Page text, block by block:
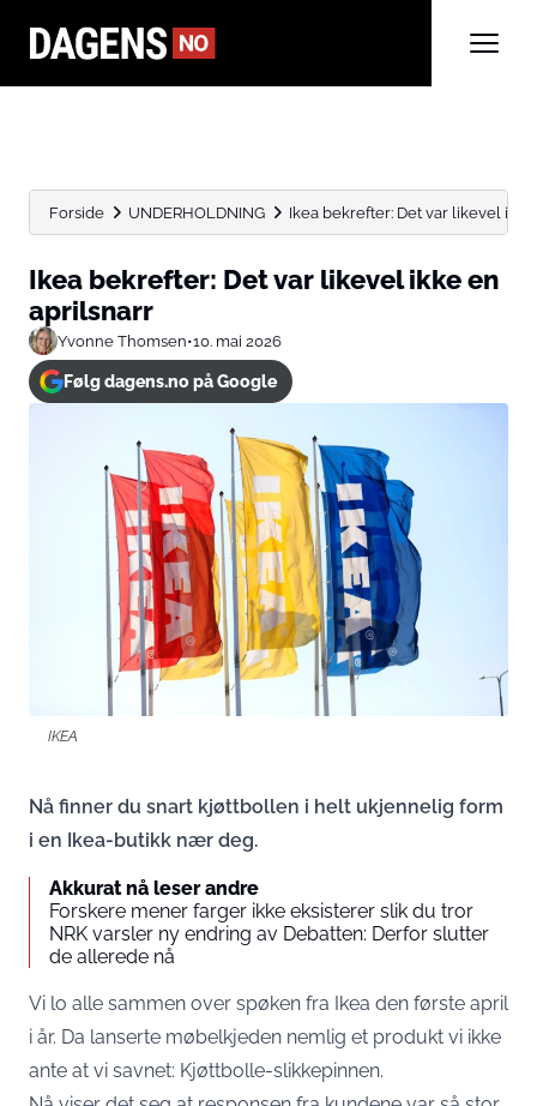
Forside UNDERHOLDNING Ikea bekrefter: Det var likevel
Ikea bekrefter: Det var likevel ikke en
aprilsnarr
Yvonne Thomsen•10. mai 2026
Følg dagens.no på Google
IKEA
Nå finner du snart kjøttbollen i helt ukjennelig form
i en Ikea-butikk nær deg.
Akkurat nå leser andre
Forskere mener farger ikke eksisterer slik du tror
NRK varsler ny endring av Debatten: Derfor slutter
de allerede nå
Vi lo alle sammen over spøken fra Ikea den første april
i år. Da lanserte møbelkjeden nemlig et produkt vi ikke
ante at vi savnet: Kjøttbolle-slikkepinnen.